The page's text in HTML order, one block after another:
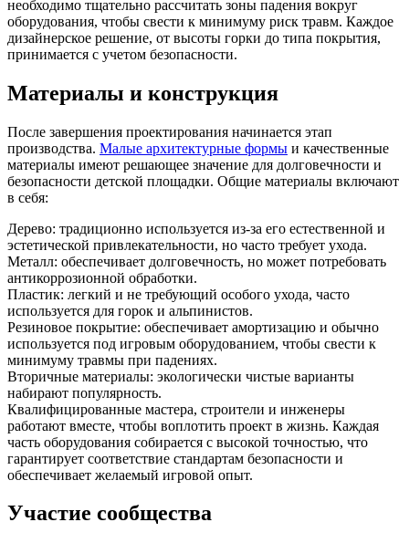
необходимо тщательно рассчитать зоны падения вокруг
оборудования, чтобы свести к минимуму риск травм. Каждое
дизайнерское решение, от высоты горки до типа покрытия,
принимается с учетом безопасности.
Материалы и конструкция
После завершения проектирования начинается этап
производства. Малые архитектурные формы и качественные
материалы имеют решающее значение для долговечности и
безопасности детской площадки. Общие материалы включают
в себя:
Дерево: традиционно используется из-за его естественной и
эстетической привлекательности, но часто требует ухода.
Металл: обеспечивает долговечность, но может потребовать
антикоррозионной обработки.
Пластик: легкий и не требующий особого ухода, часто
используется для горок и альпинистов.
Резиновое покрытие: обеспечивает амортизацию и обычно
используется под игровым оборудованием, чтобы свести к
минимуму травмы при падениях.
Вторичные материалы: экологически чистые варианты
набирают популярность.
Квалифицированные мастера, строители и инженеры
работают вместе, чтобы воплотить проект в жизнь. Каждая
часть оборудования собирается с высокой точностью, что
гарантирует соответствие стандартам безопасности и
обеспечивает желаемый игровой опыт.
Участие сообщества